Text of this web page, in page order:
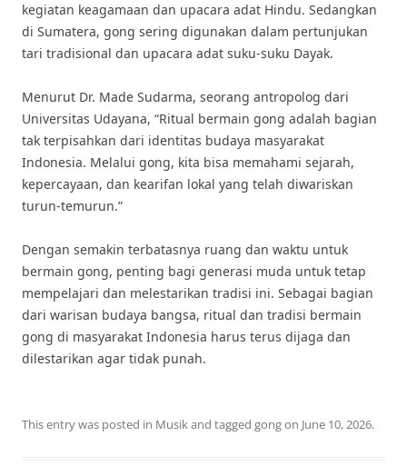
kegiatan keagamaan dan upacara adat Hindu. Sedangkan
di Sumatera, gong sering digunakan dalam pertunjukan
tari tradisional dan upacara adat suku-suku Dayak.
Menurut Dr. Made Sudarma, seorang antropolog dari
Universitas Udayana, “Ritual bermain gong adalah bagian
tak terpisahkan dari identitas budaya masyarakat
Indonesia. Melalui gong, kita bisa memahami sejarah,
kepercayaan, dan kearifan lokal yang telah diwariskan
turun-temurun.”
Dengan semakin terbatasnya ruang dan waktu untuk
bermain gong, penting bagi generasi muda untuk tetap
mempelajari dan melestarikan tradisi ini. Sebagai bagian
dari warisan budaya bangsa, ritual dan tradisi bermain
gong di masyarakat Indonesia harus terus dijaga dan
dilestarikan agar tidak punah.
This entry was posted in Musikand tagged gongon June 10, 2026.